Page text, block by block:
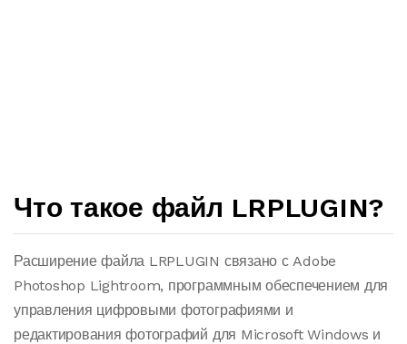
Что такое файл LRPLUGIN?
Расширение файла LRPLUGIN связано с Adobe
Photoshop Lightroom, программным обеспечением для
управления цифровыми фотографиями и
редактирования фотографий для Microsoft Windows и